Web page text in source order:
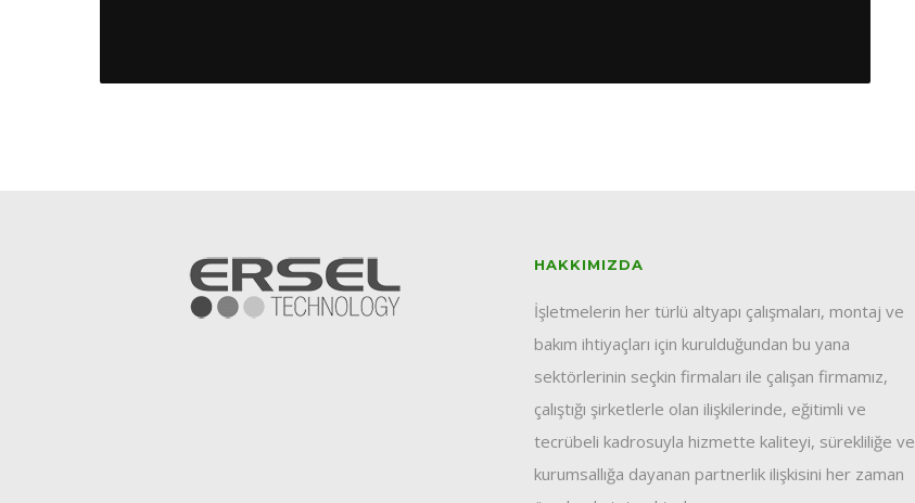
HAKKIMIZDA
İşletmelerin her türlü altyapı çalışmaları, montaj ve
bakım ihtiyaçları için kurulduğundan bu yana
sektörlerinin seçkin firmaları ile çalışan firmamız,
çalıştığı şirketlerle olan ilişkilerinde, eğitimli ve
tecrübeli kadrosuyla hizmette kaliteyi, sürekliliğe ve
kurumsallığa dayanan partnerlik ilişkisini her zaman